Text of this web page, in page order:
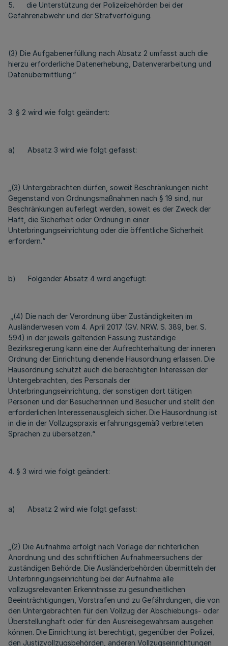
5. die Unterstützung der Polizeibehörden bei der
Gefahrenabwehr und der Strafverfolgung.
(3) Die Aufgabenerfüllung nach Absatz 2 umfasst auch die
hierzu erforderliche Datenerhebung, Datenverarbeitung und
Datenübermittlung.“
3. § 2 wird wie folgt geändert:
a) Absatz 3 wird wie folgt gefasst:
„(3) Untergebrachten dürfen, soweit Beschränkungen nicht
Gegenstand von Ordnungsmaßnahmen nach § 19 sind, nur
Beschränkungen auferlegt werden, soweit es der Zweck der
Haft, die Sicherheit oder Ordnung in einer
Unterbringungseinrichtung oder die öffentliche Sicherheit
erfordern.“
b) Folgender Absatz 4 wird angefügt:
„(4) Die nach der Verordnung über Zuständigkeiten im
Ausländerwesen vom 4. April 2017 (GV. NRW. S. 389, ber. S.
594) in der jeweils geltenden Fassung zuständige
Bezirksregierung kann eine der Aufrechterhaltung der inneren
Ordnung der Einrichtung dienende Hausordnung erlassen. Die
Hausordnung schützt auch die berechtigten Interessen der
Untergebrachten, des Personals der
Unterbringungseinrichtung, der sonstigen dort tätigen
Personen und der Besucherinnen und Besucher und stellt den
erforderlichen Interessenausgleich sicher. Die Hausordnung ist
in die in der Vollzugspraxis erfahrungsgemäß verbreiteten
Sprachen zu übersetzen.“
4. § 3 wird wie folgt geändert:
a) Absatz 2 wird wie folgt gefasst:
„(2) Die Aufnahme erfolgt nach Vorlage der richterlichen
Anordnung und des schriftlichen Aufnahmeersuchens der
zuständigen Behörde. Die Ausländerbehörden übermitteln der
Unterbringungseinrichtung bei der Aufnahme alle
vollzugsrelevanten Erkenntnisse zu gesundheitlichen
Beeinträchtigungen, Vorstrafen und zu Gefährdungen, die von
den Untergebrachten für den Vollzug der Abschiebungs- oder
Überstellunghaft oder für den Ausreisegewahrsam ausgehen
können. Die Einrichtung ist berechtigt, gegenüber der Polizei,
den Justizvollzugsbehörden, anderen Vollzugseinrichtungen